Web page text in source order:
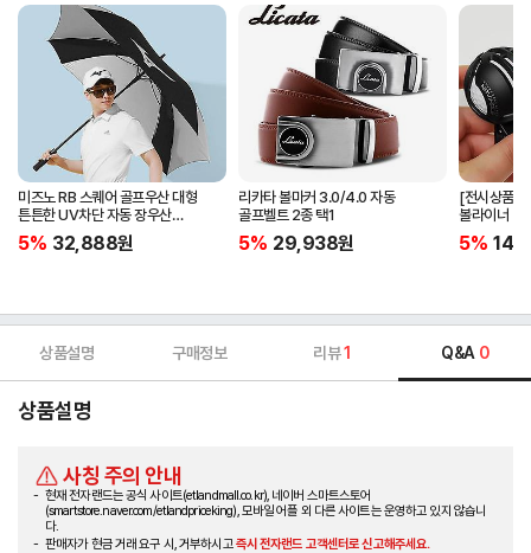
미즈노 RB 스퀘어 골프우산 대형
튼튼한 UV차단 자동 장우산
5LKY22100
5% 32,888원
리카타 볼마커 3.0/4.0 자동
골프벨트 2종 택1
5% 29,938원
[전시상품]
볼라이너 +
5%
상품설명 구매정보 리뷰1 Q&A 0
상품설명
사칭 주의 안내
현재 전자랜드는 공식 사이트(etlandmall.co.kr), 네이버 스마트스토어
(smartstore.naver.com/etlandpriceking), 모바일 어플 외 다른 사이트는 운영하고 있지 않습니
다.
판매자가 현금 거래 요구 시, 거부하시고즉시 전자랜드 고객센터로 신고해주세요.